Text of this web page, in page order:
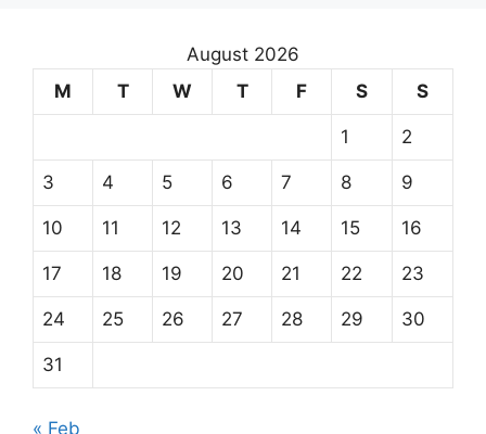
August 2026
M
T W T F S S
1 2
3 4 5 6 7 8 9
10 11 12 13 14 15 16
17 18 19 20 21 22 23
24 25 26 27 28 29 30
31
« Feb